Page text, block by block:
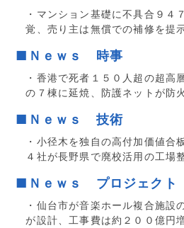
・マンション基礎に不具合９
覚、売り主は無償での補修を提
■Ｎｅｗｓ 時事
・香港で死者１５０人超の超高
の７棟に延焼、防護ネットが防
■Ｎｅｗｓ 技術
・小径木を独自の高付加価値
４社が長野県で廃校活用の工場
■Ｎｅｗｓ プロジェクト
・仙台市が音楽ホール複合施設
が設計、工事費は約２００億円